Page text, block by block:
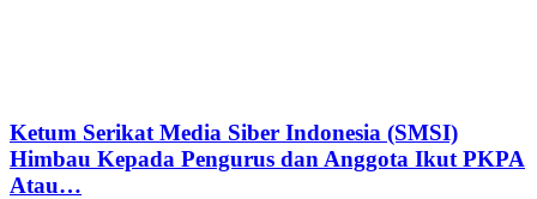
Ketum Serikat Media Siber Indonesia (SMSI)
Himbau Kepada Pengurus dan Anggota Ikut PKPA
Atau…